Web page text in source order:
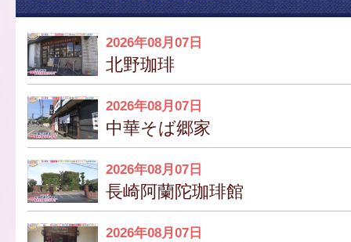
2026年08月07日
北野珈琲
2026年08月07日
中華そば郷家
2026年08月07日
長崎阿蘭陀珈琲館
2026年08月07日